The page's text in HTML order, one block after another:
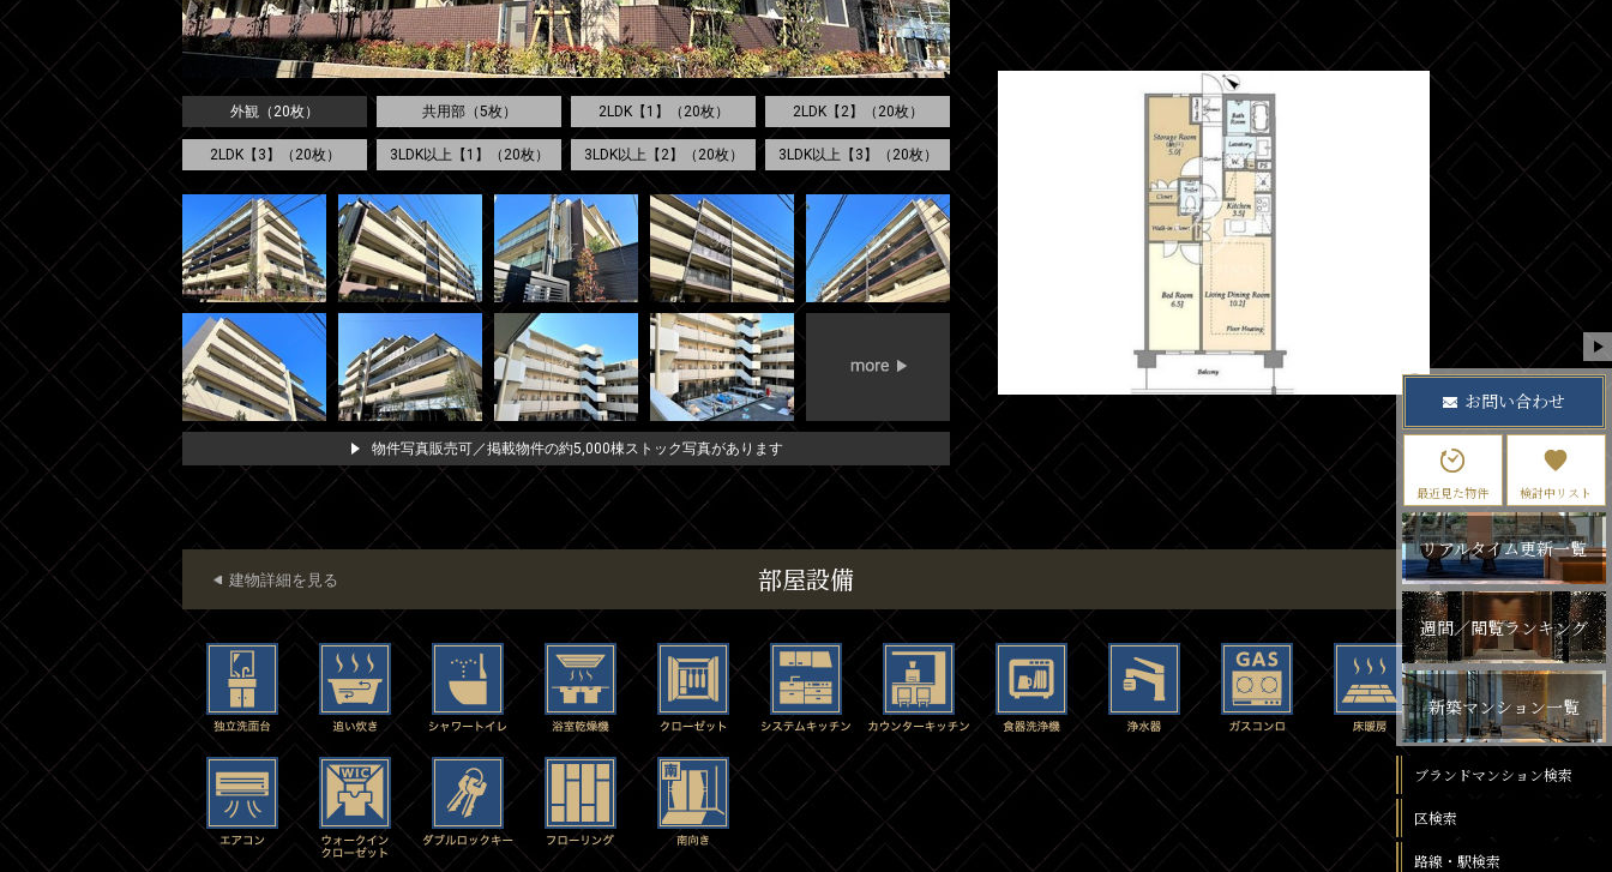
外観（20枚） 共用部（5枚） 2LDK【1】（20枚） 2LDK【2】（20枚）
2LDK【3】（20枚） 3LDK以上【1】（20枚） 3LDK以上【2】（20枚） 3LDK以上【3】（20枚）
物件写真販売可／掲載物件の約5,000棟ストック写真があります
部屋設備
建物詳細を見る
お問い合わせ
最近見た物件 検討中リスト
リアルタイム更新一覧
週間／閲覧ランキング
新築マンション一覧
ブランドマンション検索
区検索
路線・駅検索